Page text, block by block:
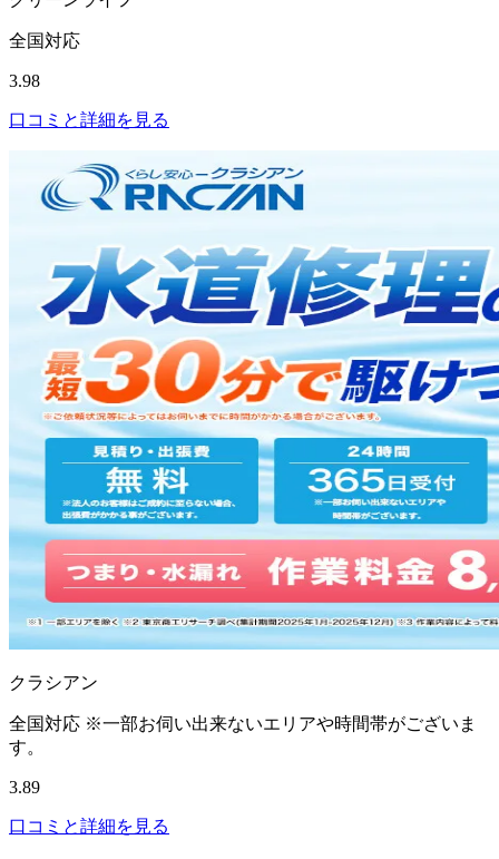
全国対応
3.98
口コミと詳細を見る
クラシアン
全国対応 ※一部お伺い出来ないエリアや時間帯がございま
す。
3.89
口コミと詳細を見る